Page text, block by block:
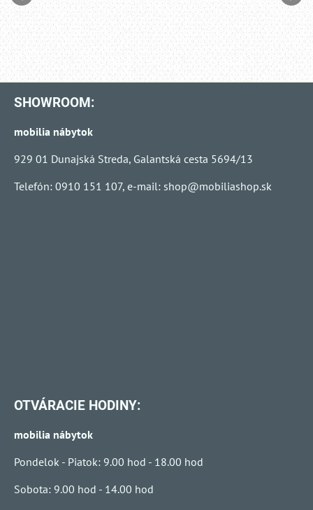
SHOWROOM:
mobilia nábytok
929 01 Dunajská Streda, Galantská cesta 5694/13
Telefón: 0910 151 107, e-mail: shop@mobiliashop.sk
OTVÁRACIE HODINY:
mobilia nábytok
Pondelok - Piatok: 9.00 hod - 18.00 hod
Sobota: 9.00 hod - 14.00 hod